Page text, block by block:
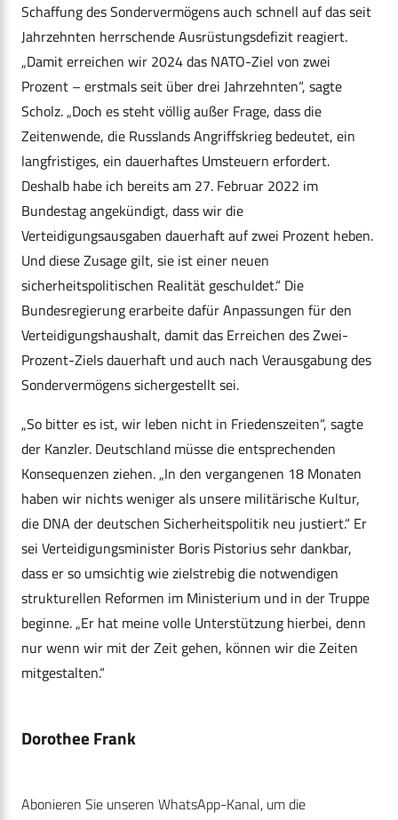
Schaffung des Sondervermögens auch schnell auf das seit
Jahrzehnten herrschende Ausrüstungsdefizit reagiert.
„Damit erreichen wir 2024 das NATO-Ziel von zwei
Prozent – erstmals seit über drei Jahrzehnten“, sagte
Scholz. „Doch es steht völlig außer Frage, dass die
Zeitenwende, die Russlands Angriffskrieg bedeutet, ein
langfristiges, ein dauerhaftes Umsteuern erfordert.
Deshalb habe ich bereits am 27. Februar 2022 im
Bundestag angekündigt, dass wir die
Verteidigungsausgaben dauerhaft auf zwei Prozent heben.
Und diese Zusage gilt, sie ist einer neuen
sicherheitspolitischen Realität geschuldet.“ Die
Bundesregierung erarbeite dafür Anpassungen für den
Verteidigungshaushalt, damit das Erreichen des Zwei-
Prozent-Ziels dauerhaft und auch nach Verausgabung des
Sondervermögens sichergestellt sei.
„So bitter es ist, wir leben nicht in Friedenszeiten“, sagte
der Kanzler. Deutschland müsse die entsprechenden
Konsequenzen ziehen. „In den vergangenen 18 Monaten
haben wir nichts weniger als unsere militärische Kultur,
die DNA der deutschen Sicherheitspolitik neu justiert.“ Er
sei Verteidigungsminister Boris Pistorius sehr dankbar,
dass er so umsichtig wie zielstrebig die notwendigen
strukturellen Reformen im Ministerium und in der Truppe
beginne. „Er hat meine volle Unterstützung hierbei, denn
nur wenn wir mit der Zeit gehen, können wir die Zeiten
mitgestalten.“
Dorothee Frank
Abonieren Sie unseren WhatsApp-Kanal, um die